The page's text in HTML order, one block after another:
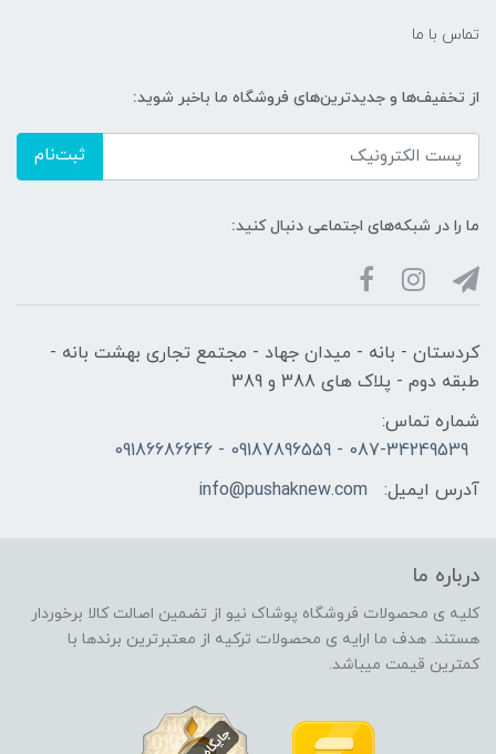
تماس با ما
از تخفیف‌ها و جدیدترین‌های فروشگاه ما باخبر شوید:
ثبت‌نام
ما را در شبکه‌های اجتماعی دنبال کنید:
کردستان - بانه - میدان جهاد - مجتمع تجاری بهشت بانه -
طبقه دوم - پلاک های 388 و 389
شماره تماس:
087-34249539 - 09187896559 - 09186686646
آدرس ایمیل:
info@pushaknew.com
درباره ما
کلیه ی محصولات فروشگاه پوشاک نیو از تضمین اصالت کالا برخوردار
هستند. هدف ما ارایه ی محصولات ترکیه از معتبرترین برندها با
کمترین قیمت میباشد.